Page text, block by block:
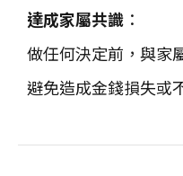
達成家屬共識 ：
做任何決定前，與家
避免造成金錢損失或